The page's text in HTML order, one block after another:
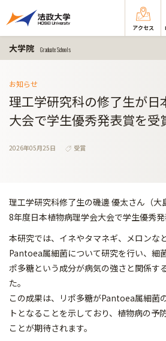
アクセス
大学院 Graduate Schools
お知らせ
理工学研究科の修了生が日
大会で学生優秀発表賞を受
2026年05月25日
受賞
理工学研究科修了生の磯邊 優太さん（大
8年度日本植物病理学会大会で学生優秀
本研究では、イネやタマネギ、メロンな
Pantoea属細菌について研究を行い、細
ポ多糖という成分が病気の強さと関係す
た。
この成果は、リポ多糖がPantoea属細菌
トとなることを示しており、植物病の予
ことが期待されます。